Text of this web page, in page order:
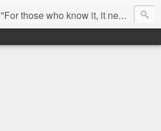
"For those who know it, it needs no introduction. Probably the best Digital Hardcore label nowadays. All releases available online (something to admire in current times), and many of them are top quality stuff. Breakcore/ Speedcore/ Digital Hardcore/ Noise/ Dark Ambient/ IDM.... this label shows everything packed under a form of irreverence and mostly, anti-commercial feeling. Worth listening and supporting, and probably one of a kind. Not for the weak-minded" -Discogs.com User Comment